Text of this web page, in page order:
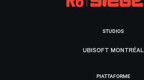
STUDIOS
UBISOFT MONTRÉAL
PIATTAFORME